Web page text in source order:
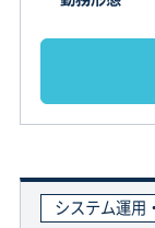
システム運用